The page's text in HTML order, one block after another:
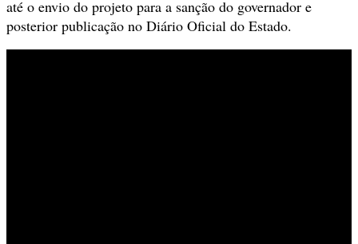
até o envio do projeto para a sanção do governador e
posterior publicação no Diário Oficial do Estado.